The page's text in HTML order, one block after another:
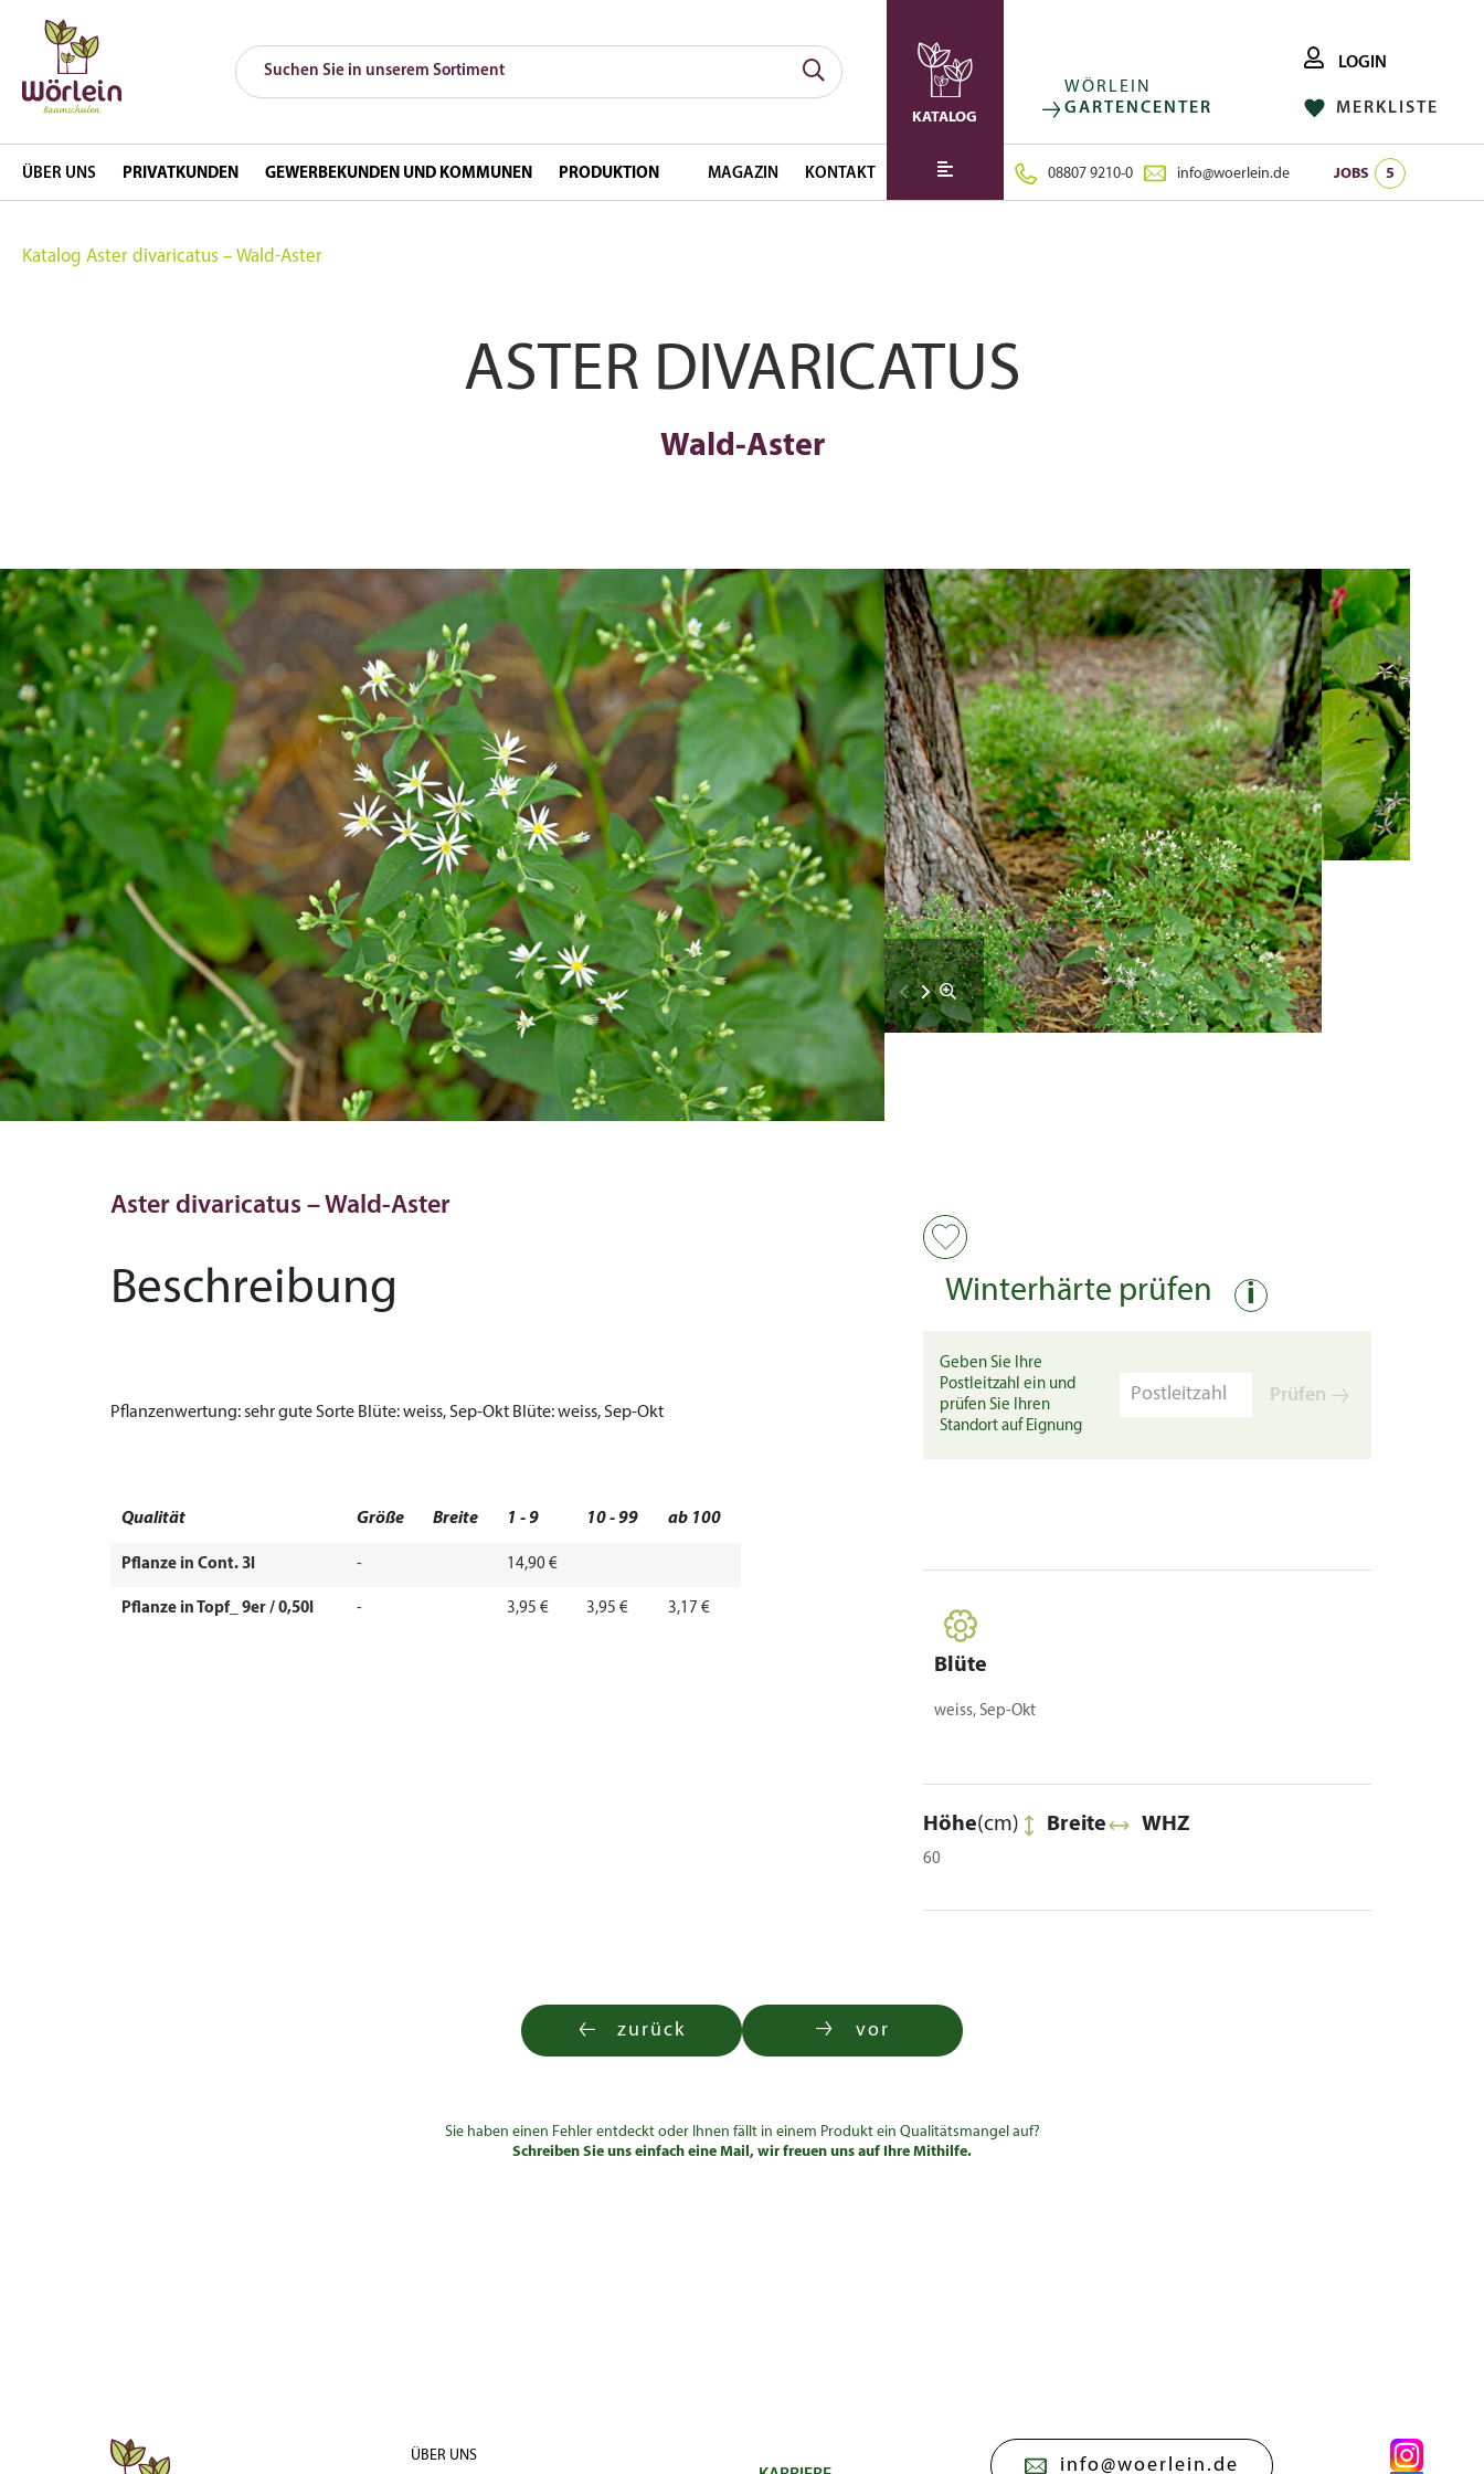
KATALOG
ÜBER UNS PRIVATKUNDEN GEWERBEKUNDEN UND KOMMUNEN PRODUKTION MAGAZIN KONTAKT
WÖRLEIN
GARTENCENTER
LOGIN
MERKLISTE
08807 9210-0 info@woerlein.de JOBS 5
FOLGE UNS AUF: INSTAGRAM FACEBOOK
Katalog Aster divaricatus – Wald-Aster
ASTER DIVARICATUS
Wald-Aster
Aster divaricatus – Wald-Aster
Beschreibung
Pflanzenwertung:sehr gute Sorte Blüte:weiss, Sep-Okt Blüte:weiss, Sep-Okt
Qualität Größe Breite 1 - 9 10 - 99 ab 100
Pflanze in Cont. 3l - 14,90 €
Pflanze in Topf_ 9er / 0,50l - 3,95 € 3,95 € 3,17 €
Winterhärte prüfen i
Geben Sie Ihre
Postleitzahl ein und
prüfen Sie Ihren
Standort auf Eignung
Prüfen
Blüte
weiss, Sep-Okt
Höhe(cm)
60
Breite WHZ
zurück vor
Sie haben einen Fehler entdeckt oder Ihnen fällt in einem Produkt ein Qualitätsmangel auf?
Schreiben Sie uns einfach eine Mail, wir freuen uns auf Ihre Mithilfe.
ÜBER UNS info@woerlein.de